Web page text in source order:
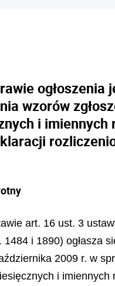
wzorów
i imiennych
art. 16 ust. 3
1484 i 1890) ogłasza
2009 r. w
i imiennych